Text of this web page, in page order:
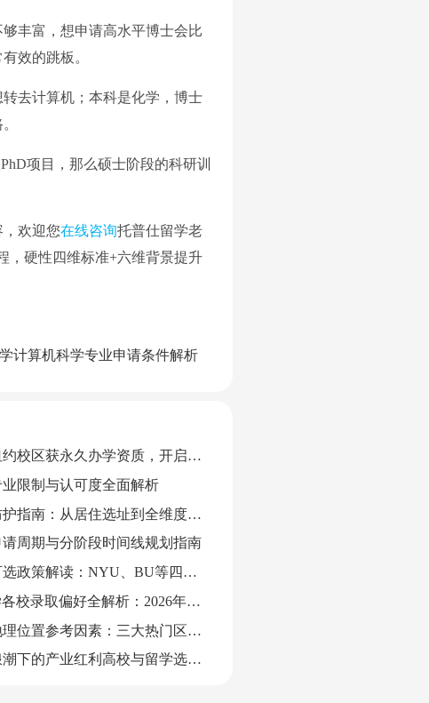
丰富，想申请高水平博士会比
效的跳板。
去计算机；本科是化学，博士
项目，那么硕士阶段的科研训
欢迎您在线咨询托普仕留学老
，硬性四维标准+六维背景提升
计算机科学专业申请条件解析
美国东北大学纽约校区获永久办学资质，开启曼哈顿本科教育新篇章
限制与认可度全面解析
美国留学安全防护指南：从居住选址到全维度风险防范
周期与分阶段时间线规划指南
美国大学标化可选政策解读：NYU、BU等四校录取偏好全解析
美国TOP30大学各校录取偏好全解析：2026年美本申请必读
美国留学选校地理位置参考因素：三大热门区域深度解析
美国人口迁移浪潮下的产业红利高校与留学选校新逻辑